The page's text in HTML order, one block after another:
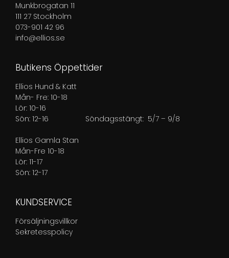
Munkbrogatan 11
111 27 Stockholm
073-901 42 96
info@ellios.se
Butikens Öppettider
Ellios Hund & Katt
Mån- Fre: 10-18
Lör: 10-16
Sön: 12-16 Söndagsstängt: 5/7 – 9/8
Ellios Gamla Stan
Mån-Fre 10-18
Lör: 11-17
Sön: 12-17
KUNDSERVICE
Försäljningsvillkor
Sekretesspolicy